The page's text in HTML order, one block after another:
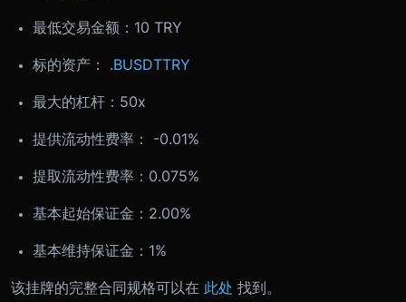
最低交易金额： 10 TRY
标的资产： .BUSDTTRY
最大的杠杆：50x
提供流动性费率： -0.01%
提取流动性费率：0.075%
基本起始保证金：2.00%
基本维持保证金：1%
该挂牌的完整合同规格可以在 此处 找到。